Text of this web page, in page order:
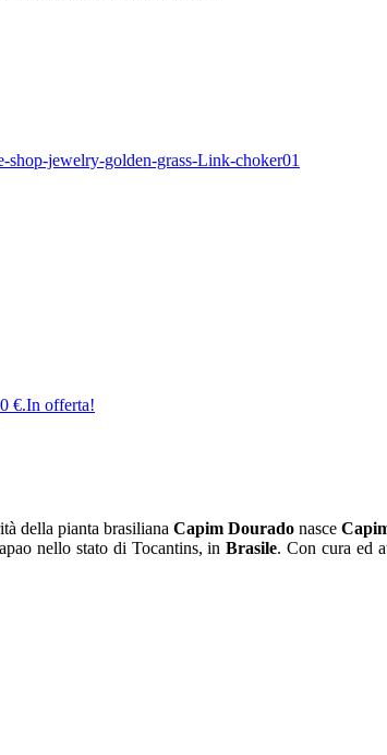
€.In offerta!
della pianta brasilianaCapim Dourado nasce
nello stato di Tocantins, inBrasile. Con cura ed